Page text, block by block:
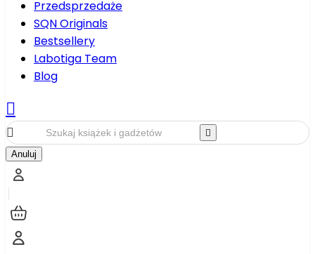
Przedsprzedaże
SQN Originals
Bestsellery
Labotiga Team
Blog



Anuluj